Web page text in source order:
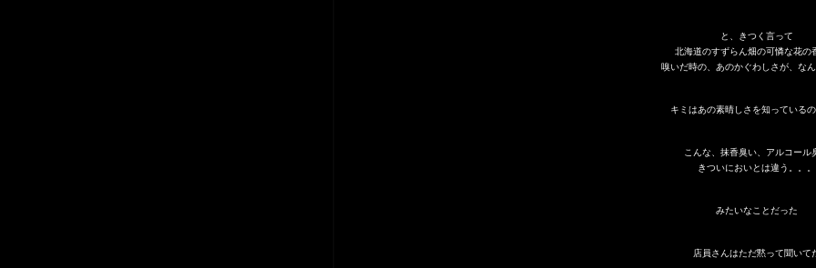
と、きつく言って
北海道のすずらん畑の可憐な花の
嗅いだ時の、あのかぐわしさが、な
キミはあの素晴しさを知っている
こんな、抹香臭い、アルコール
きついにおいとは違う。。。
みたいなことだった
店員さんはただ黙って聞いて